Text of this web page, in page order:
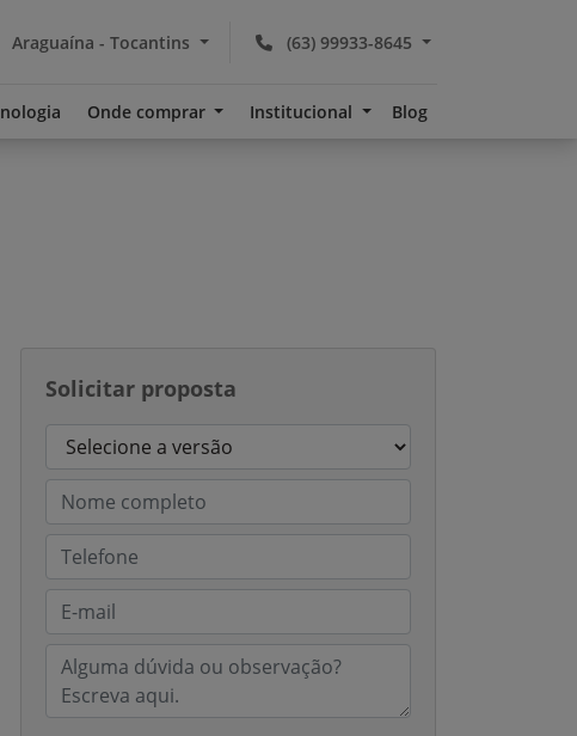
(63) 99933-8645
Araguaína - Tocantins
Onde comprar Institucional Blog
Solicitar proposta